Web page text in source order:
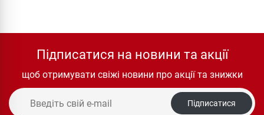
Підписатися на новини та акції
щоб отримувати свіжі новини про акції та знижки
Підписатися